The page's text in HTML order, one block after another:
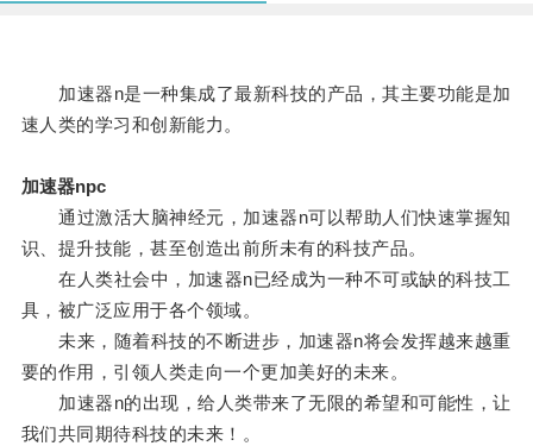
加速器n是一种集成了最新科技的产品，其主要功能是加
速人类的学习和创新能力。
加速器npc
通过激活大脑神经元，加速器n可以帮助人们快速掌握知
识、提升技能，甚至创造出前所未有的科技产品。
在人类社会中，加速器n已经成为一种不可或缺的科技工
具，被广泛应用于各个领域。
未来，随着科技的不断进步，加速器n将会发挥越来越重
要的作用，引领人类走向一个更加美好的未来。
加速器n的出现，给人类带来了无限的希望和可能性，让
我们共同期待科技的未来！。